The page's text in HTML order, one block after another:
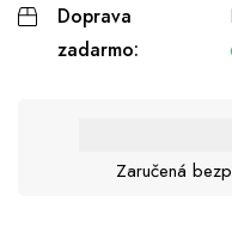
Doprava
zadarmo:
Zaručená